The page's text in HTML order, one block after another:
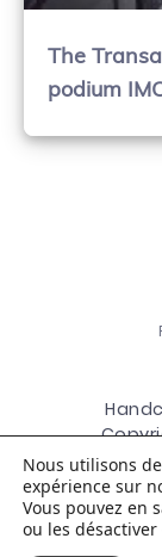
The
podium
Nous utilisons
expérience sur
Vous pouvez en
ou les désactiver